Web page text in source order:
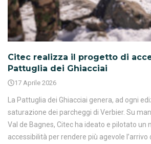
Citec realizza il progetto di
Pattuglia dei Ghiacciai
17 Aprile 2026
La Pattuglia dei Ghiacciai genera, ad ogni
saturazione dei parcheggi di Verbier. Su
Val de Bagnes, Citec ha ideato e pilotato un
accessibilità per rendere più agevole l’arrivo